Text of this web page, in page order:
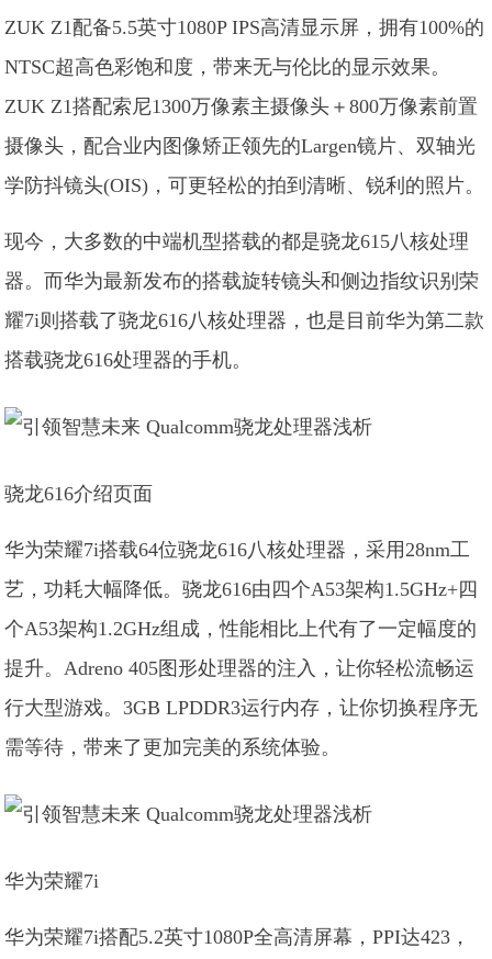
ZUK Z1配备5.5英寸1080P IPS高清显示屏，拥有100%的
NTSC超高色彩饱和度，带来无与伦比的显示效果。
ZUK Z1搭配索尼1300万像素主摄像头＋800万像素前置
摄像头，配合业内图像矫正领先的Largen镜片、双轴光
学防抖镜头(OIS)，可更轻松的拍到清晰、锐利的照片。
现今，大多数的中端机型搭载的都是骁龙615八核处理
器。而华为最新发布的搭载旋转镜头和侧边指纹识别荣
耀7i则搭载了骁龙616八核处理器，也是目前华为第二款
搭载骁龙616处理器的手机。
骁龙616介绍页面
华为荣耀7i搭载64位骁龙616八核处理器，采用28nm工
艺，功耗大幅降低。骁龙616由四个A53架构1.5GHz+四
个A53架构1.2GHz组成，性能相比上代有了一定幅度的
提升。Adreno 405图形处理器的注入，让你轻松流畅运
行大型游戏。3GB LPDDR3运行内存，让你切换程序无
需等待，带来了更加完美的系统体验。
华为荣耀7i
华为荣耀7i搭配5.2英寸1080P全高清屏幕，PPI达423，